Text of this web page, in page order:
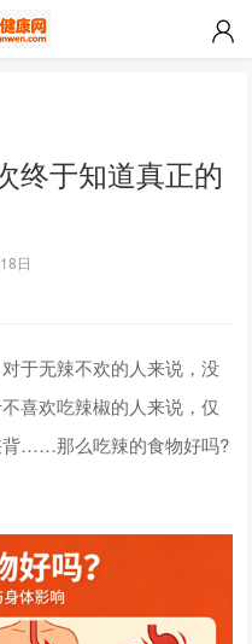
终于知道真正的
日
于无辣不欢的人来说，没
喜欢吃辣椒的人来说，仅
背……那么吃辣的食物好吗?